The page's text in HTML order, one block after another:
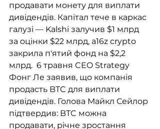
продавати монету для виплати
дивідендів. Капітал тече в каркас
галузі — Kalshi залучив $1 млрд
за оцінки $22 млрд, a16z crypto
закрила п'ятий фонд на $2,2
млрд.  6 травня CEO Strategy
Фонг Ле заявив, що компанія
продасть BTC для виплати
дивідендів. Голова Майкл Сейлор
підтвердив: BTC можна
продавати, річне зростання